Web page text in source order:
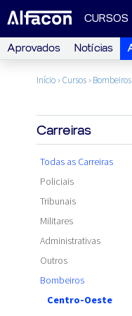
CURSOS
Aprovados Notícias
Início › Cursos › Bombeiros
Carreiras
Todas as Carreiras
Policiais
Tribunais
Militares
Administrativas
Outros
Bombeiros
Centro-Oeste